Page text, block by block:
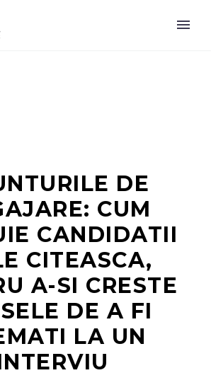
DE
CUM
CANDIDATII
CITEASCA,
A-SI CRESTE
DE A FI
LA UN